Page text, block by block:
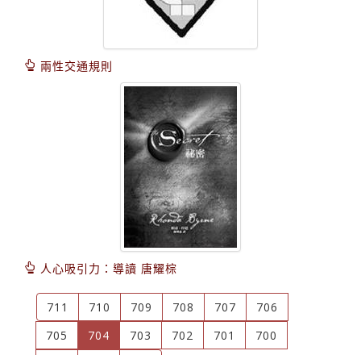
兩性交通規則
人心吸引力：導讀 唐耀棕
711 710 709 708 707
706
705
704 (current)
703 702 701 700